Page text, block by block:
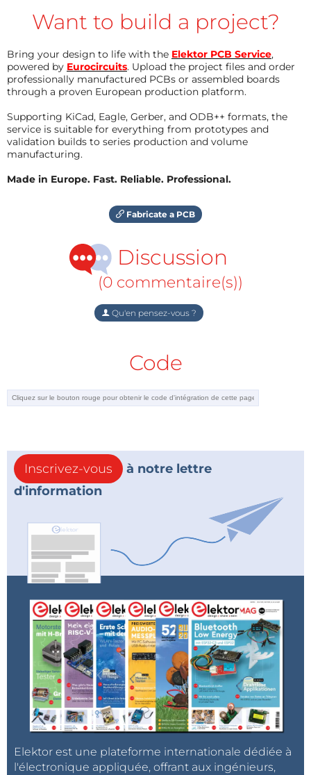
Want to build a project?
Bring your design to life with the Elektor PCB Service,
powered by Eurocircuits. Upload the project files and order
professionally manufactured PCBs or assembled boards
through a proven European production platform.
Supporting KiCad, Eagle, Gerber, and ODB++ formats, the
service is suitable for everything from prototypes and
validation builds to series production and volume
manufacturing.
Made in Europe. Fast. Reliable. Professional.
Fabricate a PCB
Discussion
(0 commentaire(s))
Qu'en pensez-vous ?
Code
Inscrivez-vous
à notre lettre
d'information
Elektor est une plateforme internationale dédiée à
l'électronique appliquée, offrant aux ingénieurs,